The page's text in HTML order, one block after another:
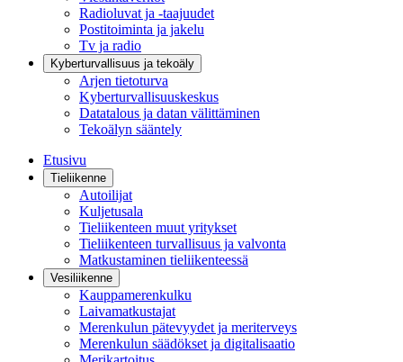
Radioluvat ja -taajuudet
Postitoiminta ja jakelu
Tv ja radio
Kyberturvallisuus ja tekoäly
Arjen tietoturva
Kyberturvallisuuskeskus
Datatalous ja datan välittäminen
Tekoälyn sääntely
Etusivu
Tieliikenne
Autoilijat
Kuljetusala
Tieliikenteen muut yritykset
Tieliikenteen turvallisuus ja valvonta
Matkustaminen tieliikenteessä
Vesiliikenne
Kauppamerenkulku
Laivamatkustajat
Merenkulun pätevyydet ja meriterveys
Merenkulun säädökset ja digitalisaatio